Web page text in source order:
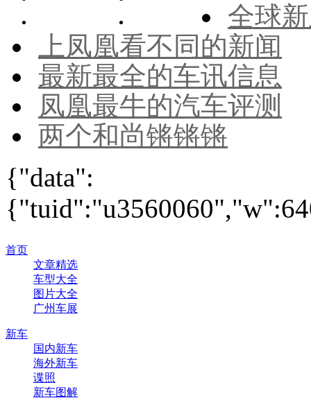
全球
上凤凰看不同的新闻
最新最全的车讯信息
凤凰最牛的汽车评测
两个和尚锵锵锵
{"data":
首页
文章精选
车型大全
图片大全
广州车展
新车
国内新车
海外新车
谍照
新车图解